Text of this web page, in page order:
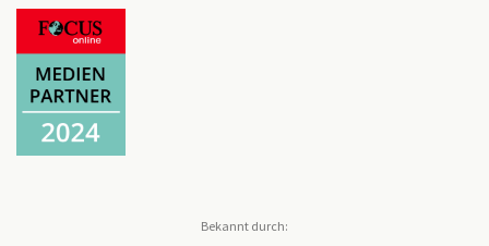
Bekannt durch: